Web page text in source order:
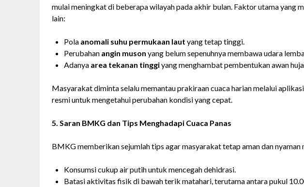
mulai meningkat di beberapa wilayah pada akhir bulan. Faktor utama yang
lain:
Pola anomali suhu permukaan laut yang tetap tinggi.
Perubahan angin muson yang belum sepenuhnya membawa udara
Adanya area tekanan tinggiyang menghambat pembentukan awan
Masyarakat diminta selalu memantau prakiraan cuaca harian melalui
resmi untuk mengetahui perubahan kondisi yang cepat.
5. Saran BMKG dan Tips Menghadapi Cuaca Panas
BMKG memberikan sejumlah tips agar masyarakat tetap aman dan nyaman
Konsumsi cukup air putih untuk mencegah dehidrasi.
Batasi aktivitas fisik di bawah terik matahari, terutama antara pukul